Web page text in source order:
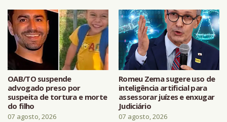
OAB/TO suspende
advogado preso por
suspeita de tortura e morte
do filho
07 agosto, 2026
Romeu Zema sugere uso de
inteligência artificial para
assessorar juízes e enxugar
Judiciário
07 agosto, 2026